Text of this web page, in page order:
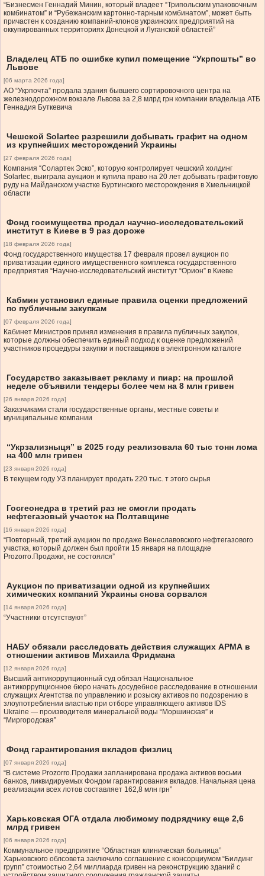
“Бизнесмен Геннадий Минин, который владеет “Трипольским упаковочным
комбинатом” и “Рубежанским картонно-тарным комбинатом”, может быть
причастен к созданию компаний-клонов украинских предприятий на
оккупированных территориях Донецкой и Луганской областей”
Владелец АТБ по ошибке купил помещение “Укрпошты” во
Львове
[06 марта 2026 года]
АО “Укрпочта” продала здания бывшего сортировочного центра на
железнодорожном вокзале Львова за 2,8 млрд грн компании владельца АТБ
Геннадия Буткевича
Чешской Solartec разрешили добывать графит на одном
из крупнейших месторождений Украины
[27 февраля 2026 года]
Компания “Солартек Эско”, которую контролирует чешский холдинг
Solartec, выиграла аукцион и купила право на 20 лет добывать графитовую
руду на Майданском участке Буртинского месторождения в Хмельницкой
области
Фонд госимущества продал научно-исследовательский
институт в Киеве в 9 раз дороже
[18 февраля 2026 года]
Фонд государственного имущества 17 февраля провел аукцион по
приватизации единого имущественного комплекса государственного
предприятия “Научно-исследовательский институт “Орион” в Киеве
Кабмин установил единые правила оценки предложений
по публичным закупкам
[07 февраля 2026 года]
Кабинет Министров принял изменения в правила публичных закупок,
которые должны обеспечить единый подход к оценке предложений
участников процедуры закупки и поставщиков в электронном каталоге
Государство заказывает рекламу и пиар: на прошлой
неделе объявили тендеры более чем на 8 млн гривен
[26 января 2026 года]
Заказчиками стали государственные органы, местные советы и
муниципальные компании
“Укрзализныця” в 2025 году реализовала 60 тыс тонн лома
на 400 млн гривен
[23 января 2026 года]
В текущем году УЗ планирует продать 220 тыс. т этого сырья
Госгеонедра в третий раз не смогли продать
нефтегазовый участок на Полтавщине
[16 января 2026 года]
“Повторный, третий аукцион по продаже Венеславовского нефтегазового
участка, который должен был пройти 15 января на площадке
Prozorro.Продажи, не состоялся”
Аукцион по приватизации одной из крупнейших
химических компаний Украины снова сорвался
[14 января 2026 года]
“Участники отсутствуют”
НАБУ обязали расследовать действия служащих АРМА в
отношении активов Михаила Фридмана
[12 января 2026 года]
Высший антикоррупционный суд обязал Национальное
антикоррупционное бюро начать досудебное расследование в отношении
служащих Агентства по управлению и розыску активов по подозрению в
злоупотреблении властью при отборе управляющего активов IDS
Ukraine — производителя минеральной воды “Моршинская” и
“Миргородская”
Фонд гарантирования вкладов физлиц
[07 января 2026 года]
“В системе Prozorro.Продажи запланирована продажа активов восьми
банков, ликвидируемых Фондом гарантирования вкладов. Начальная цена
реализации всех лотов составляет 162,8 млн грн”
Харьковская ОГА отдала любимому подрядчику еще 2,6
млрд гривен
[06 января 2026 года]
Коммунальное предприятие “Областная клиническая больница”
Харьковского облсовета заключило соглашение с консорциумом “Билдинг
групп” стоимостью 2,64 миллиарда гривен на реконструкцию зданий с